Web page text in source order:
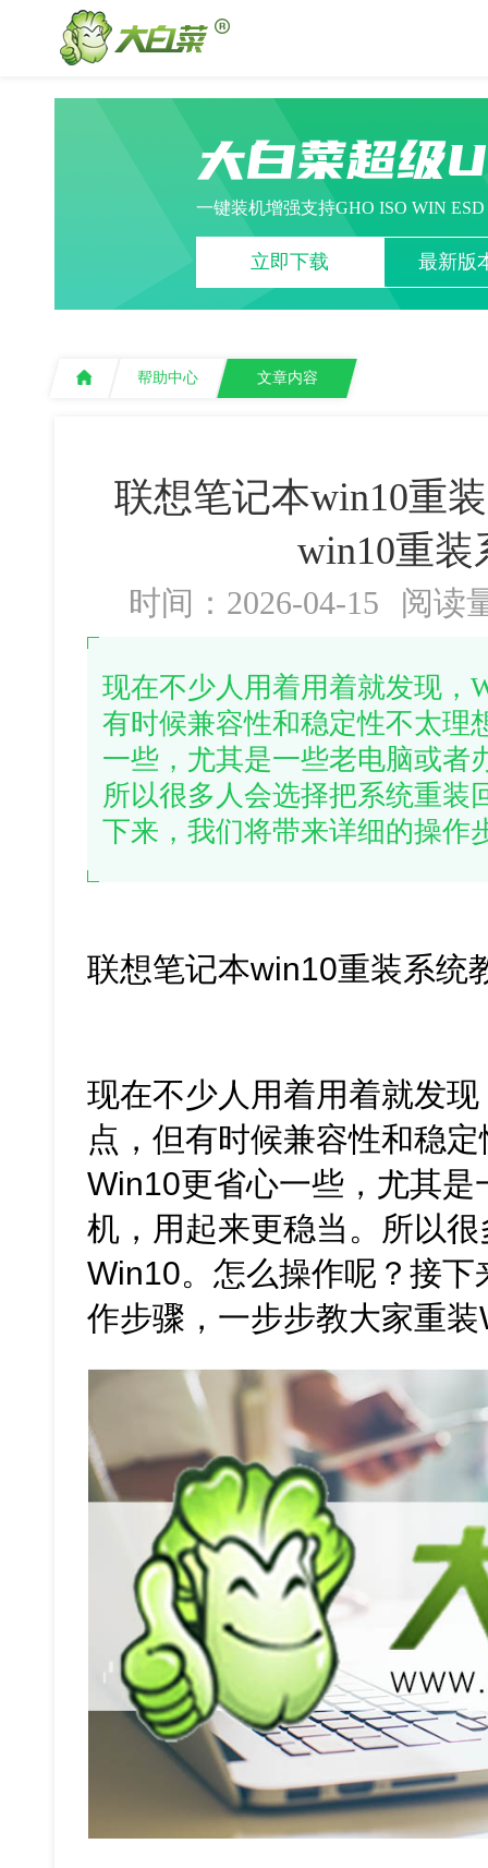
大白菜超级
一键装机增强支持GHO ISO WIN
立即下载 最新版
帮助中心 文章内容
联想笔记本win10重
win10重装
时间：2026-04-15 阅读
现在不少人用着用着就发现，
有时候兼容性和稳定性不太理
一些，尤其是一些老电脑或者
所以很多人会选择把系统重装
下来，我们将带来详细的操作
联想笔记本win10重装系统
现在不少人用着用着就发
点，但有时候兼容性和稳
Win10更省心一些，尤其
机，用起来更稳当。所以
Win10。怎么操作呢？接
作步骤，一步步教大家重